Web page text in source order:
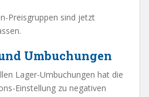
Preisgruppen sind jetzt
Umbuchungen
Lager-Umbuchungen hat die
Einstellung zu negativen